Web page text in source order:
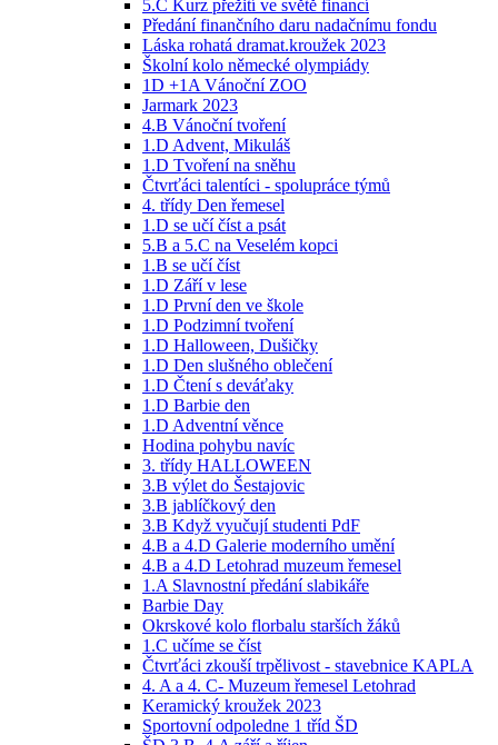
5.C Kurz přežití ve světě financí
Předání finančního daru nadačnímu fondu
Láska rohatá dramat.kroužek 2023
Školní kolo německé olympiády
1D +1A Vánoční ZOO
Jarmark 2023
4.B Vánoční tvoření
1.D Advent, Mikuláš
1.D Tvoření na sněhu
Čtvrťáci talentíci - spolupráce týmů
4. třídy Den řemesel
1.D se učí číst a psát
5.B a 5.C na Veselém kopci
1.B se učí číst
1.D Září v lese
1.D První den ve škole
1.D Podzimní tvoření
1.D Halloween, Dušičky
1.D Den slušného oblečení
1.D Čtení s deváťaky
1.D Barbie den
1.D Adventní věnce
Hodina pohybu navíc
3. třídy HALLOWEEN
3.B výlet do Šestajovic
3.B jablíčkový den
3.B Když vyučují studenti PdF
4.B a 4.D Galerie moderního umění
4.B a 4.D Letohrad muzeum řemesel
1.A Slavnostní předání slabikáře
Barbie Day
Okrskové kolo florbalu starších žáků
1.C učíme se číst
Čtvrťáci zkouší trpělivost - stavebnice KAPLA
4. A a 4. C- Muzeum řemesel Letohrad
Keramický kroužek 2023
Sportovní odpoledne 1 tříd ŠD